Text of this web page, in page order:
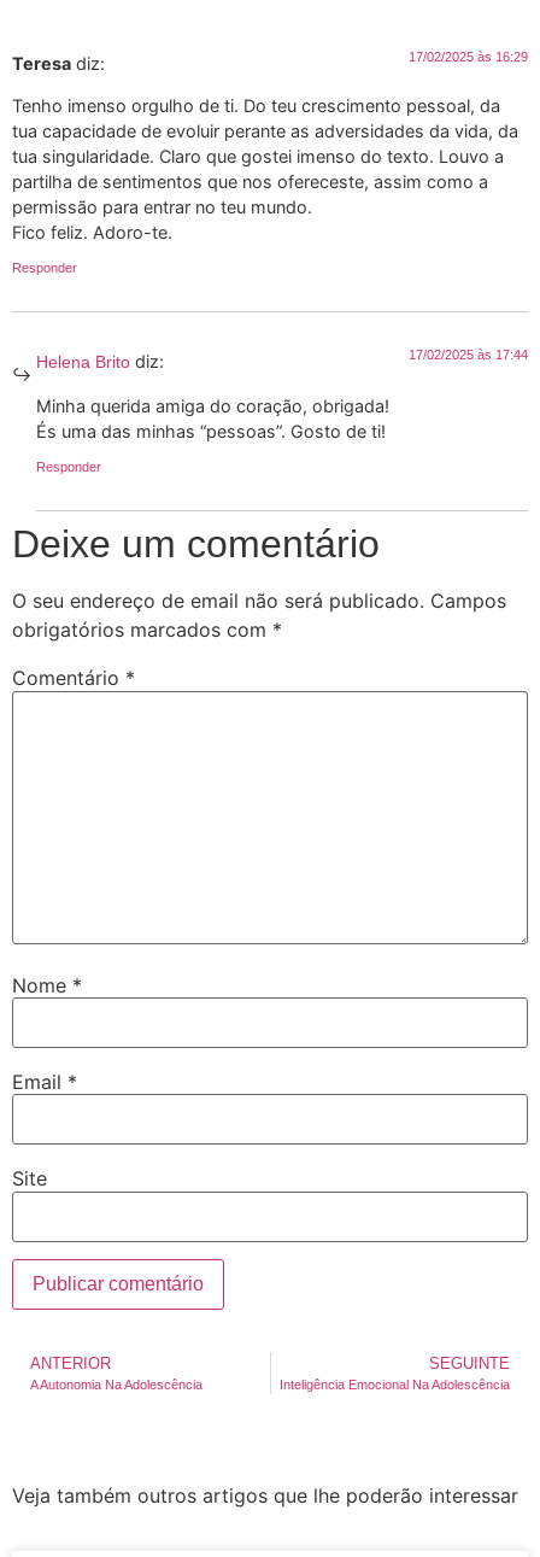
Teresa diz: 17/02/2025 às 16:29
Tenho imenso orgulho de ti. Do teu crescimento pessoal, da
tua capacidade de evoluir perante as adversidades da vida, da
tua singularidade. Claro que gostei imenso do texto. Louvo a
partilha de sentimentos que nos ofereceste, assim como a
permissão para entrar no teu mundo.
Fico feliz. Adoro-te.
Responder
Helena Brito diz: 17/02/2025 às 17:44
Minha querida amiga do coração, obrigada!
És uma das minhas “pessoas”. Gosto de ti!
Responder
Deixe um comentário
O seu endereço de email não será publicado. Campos
obrigatórios marcados com *
Comentário *
Nome *
Email *
Site
ANTERIOR
A Autonomia Na Adolescência
SEGUINTE
Inteligência Emocional Na Adolescência
Veja também outros artigos que lhe poderão interessar